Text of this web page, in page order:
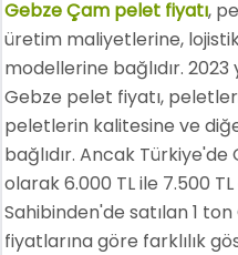
Gebze Çam pelet fiyatı,
üretim maliyetlerine,
modellerine bağlıdır.
Gebze pelet fiyatı,
peletlerin kalitesine ve
bağlıdır. Ancak
olarak 6.000 TL ile 7.500
Sahibinden'de satılan 1
fiyatlarına göre farklılık